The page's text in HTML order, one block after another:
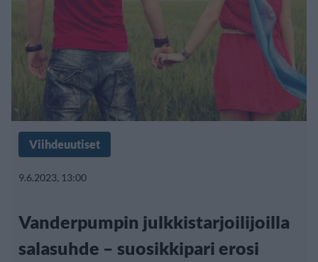
Viihdeuutiset
9.6.2023, 13:00
Vanderpumpin julkkistarjoilijoilla
salasuhde – suosikkipari erosi